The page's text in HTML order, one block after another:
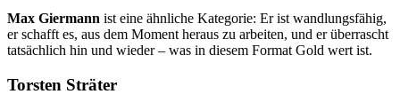
Max Giermann ist eine ähnliche Kategorie: Er ist wandlungsfähig,
er schafft es, aus dem Moment heraus zu arbeiten, und er überrascht
tatsächlich hin und wieder – was in diesem Format Gold wert ist.
Torsten Sträter